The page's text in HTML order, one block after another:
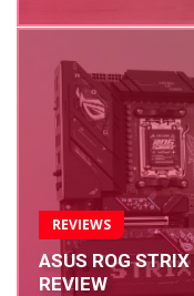
REVIEWS
ASUS ROG
REVIEW